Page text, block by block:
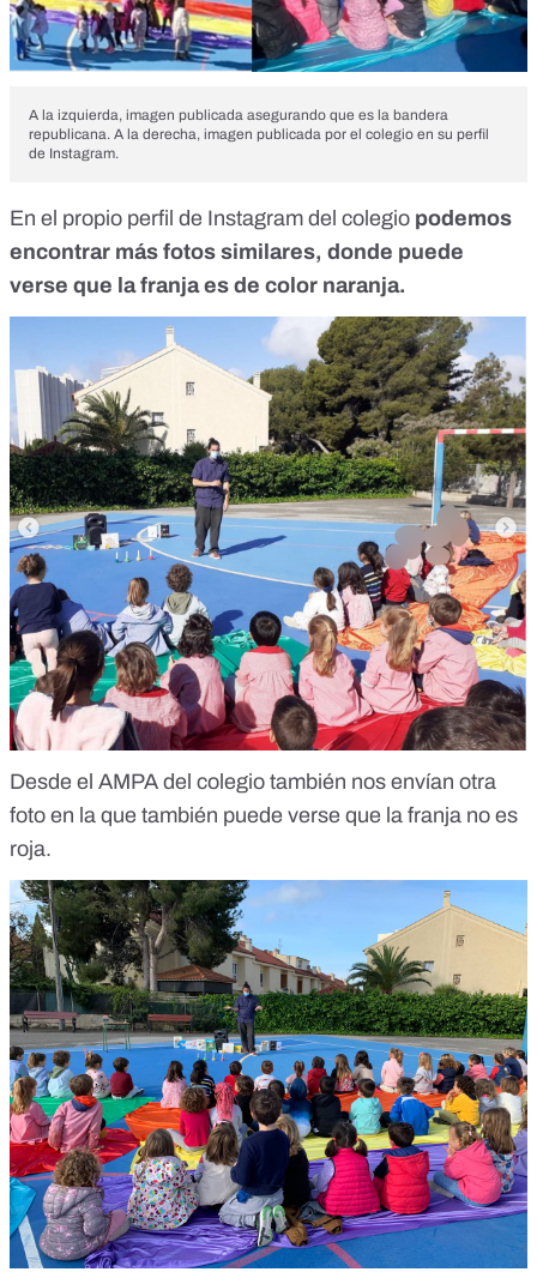
A la izquierda, imagen publicada asegurando que es la bandera
republicana. A la derecha, imagen publicada por el colegio en su perfil
de Instagram.
En el propio perfil de Instagram del colegio podemos
encontrar más fotos similares, donde puede
verse que la franja es de color naranja.
Desde el AMPA del colegio también nos envían otra
foto en la que también puede verse que la franja no es
roja.